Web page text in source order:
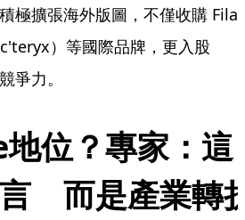
極擴張海外版圖，不僅收購 Fila
）等國際品牌，更入股
爭力。
位？專家：這
　而是產業轉